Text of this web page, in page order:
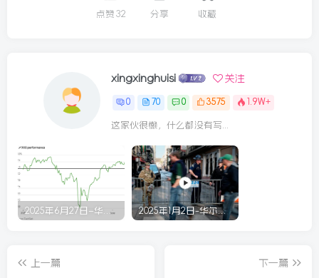
点赞 32 分享 收藏
xingxinghuisi 关注
0 70 0 3575 1.9W+
这家伙很懒，什么都没有写...
2025年6月27日–华尔街回顾 2025年1月2日-华尔街回顾
上一篇 下一篇